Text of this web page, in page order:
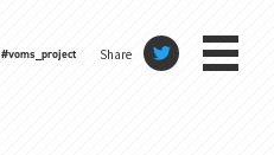
#voms_project Share